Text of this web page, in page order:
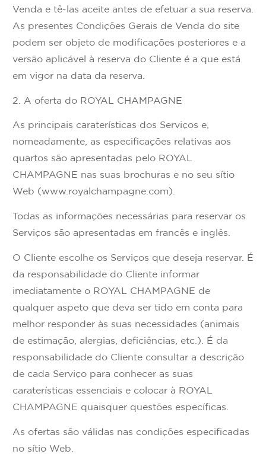
Venda e tê-las aceite antes de efetuar a sua reserva.
As presentes Condições Gerais de Venda do site
podem ser objeto de modificações posteriores e a
versão aplicável à reserva do Cliente é a que está
em vigor na data da reserva.
2. A oferta do ROYAL CHAMPAGNE
As principais caraterísticas dos Serviços e,
nomeadamente, as especificações relativas aos
quartos são apresentadas pelo ROYAL
CHAMPAGNE nas suas brochuras e no seu sítio
Web (www.royalchampagne.com).
Todas as informações necessárias para reservar os
Serviços são apresentadas em francês e inglês.
O Cliente escolhe os Serviços que deseja reservar. É
da responsabilidade do Cliente informar
imediatamente o ROYAL CHAMPAGNE de
qualquer aspeto que deva ser tido em conta para
melhor responder às suas necessidades (animais
de estimação, alergias, deficiências, etc.). É da
responsabilidade do Cliente consultar a descrição
de cada Serviço para conhecer as suas
caraterísticas essenciais e colocar à ROYAL
CHAMPAGNE quaisquer questões específicas.
As ofertas são válidas nas condições especificadas
no sítio Web.